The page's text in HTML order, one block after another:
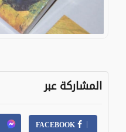
المشاركة عبر
FACEBOOK